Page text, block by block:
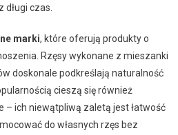
czas.
marki, które oferują produkty o
Rzęsy wykonane z mieszanki
doskonale podkreślają naturalność
cieszą się również
ich niewątpliwą zaletą jest łatwość
do własnych rzęs bez